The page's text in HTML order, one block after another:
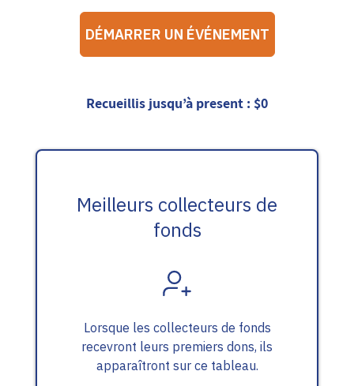
Recueillis jusqu’à present : $0